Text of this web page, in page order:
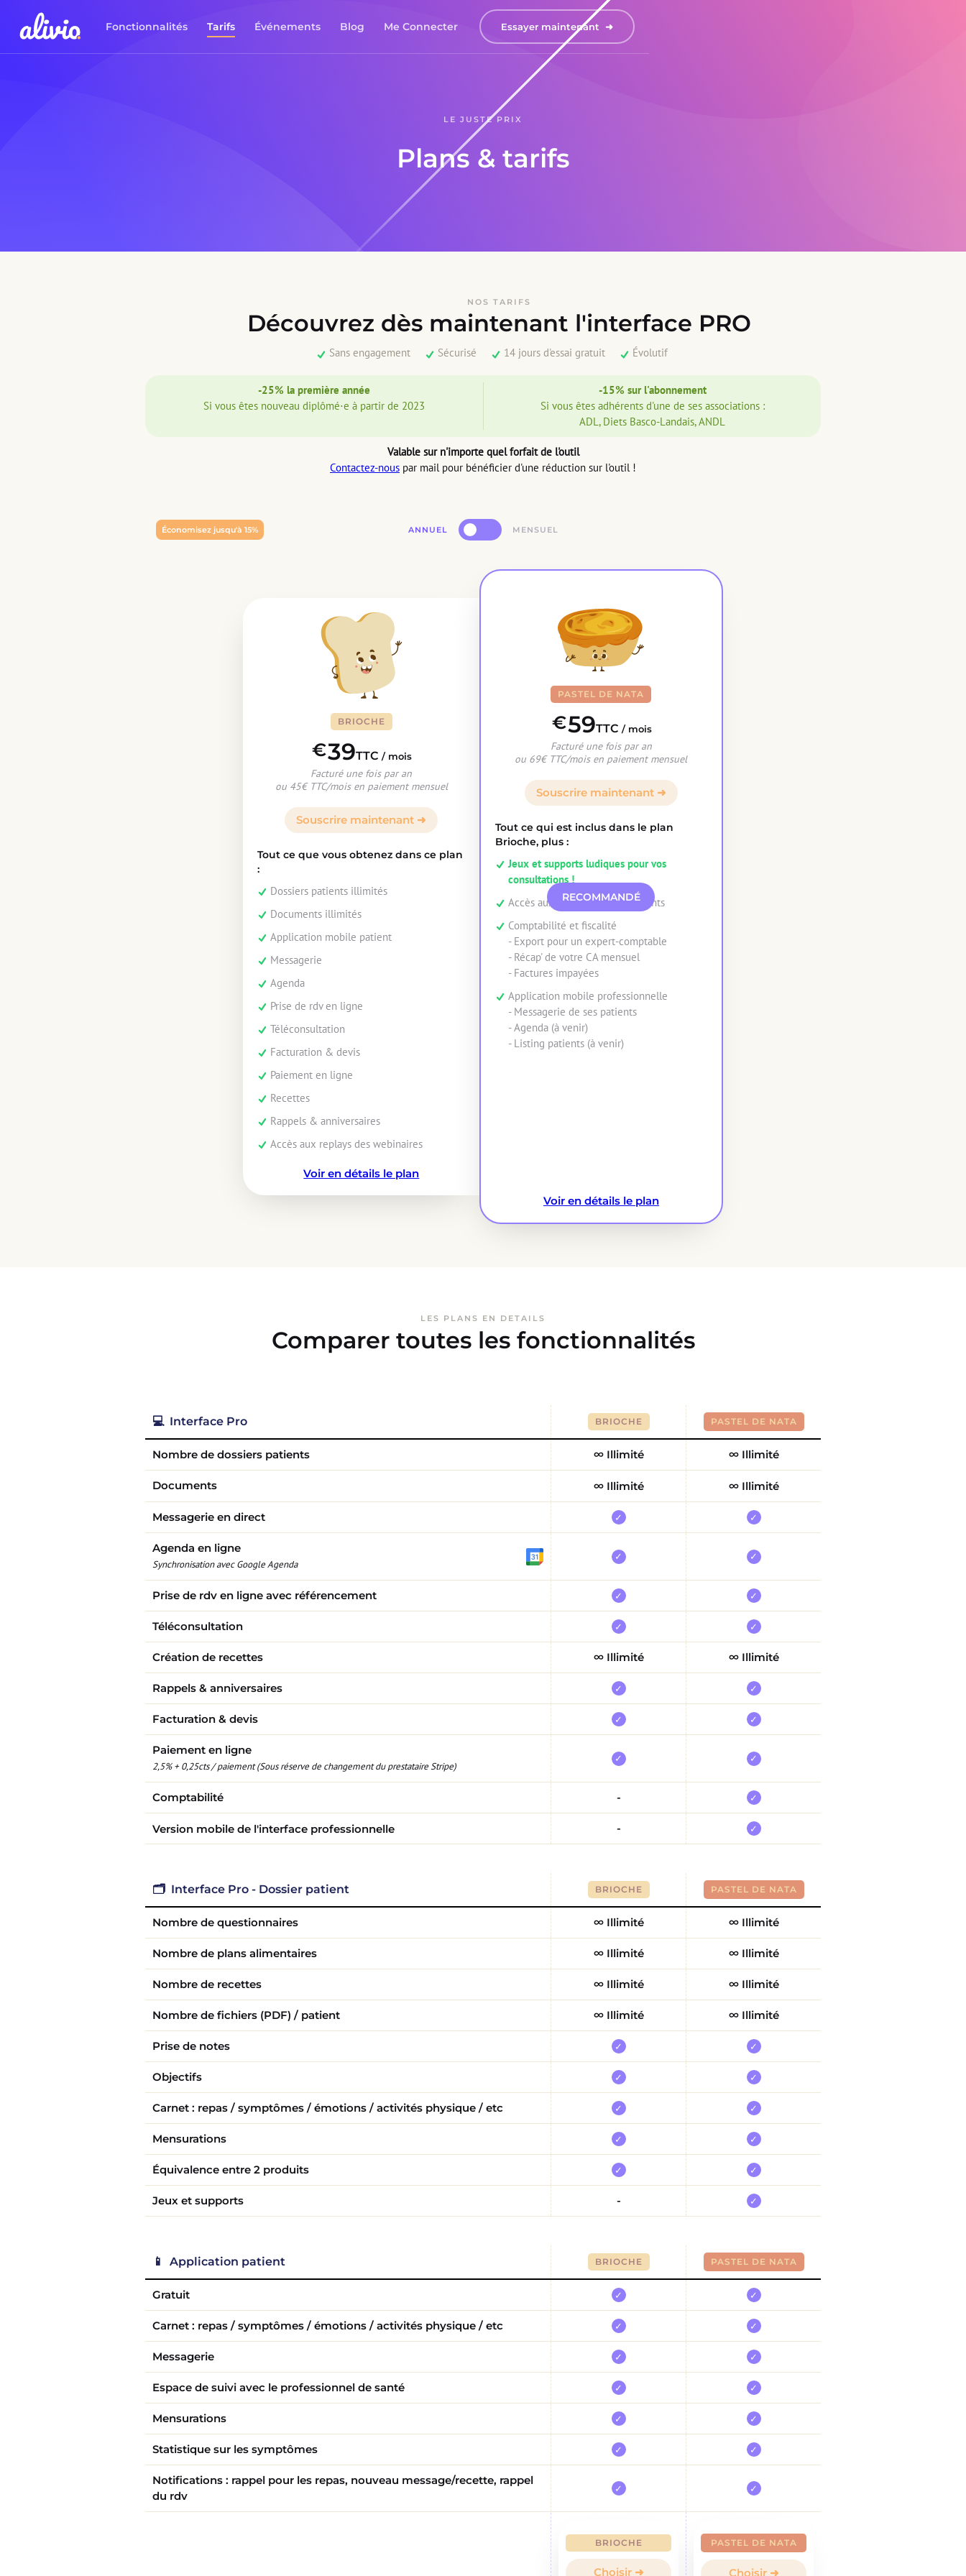
Fonctionnalités Tarifs Événements Blog Me Connecter Essayer maintenant  ➜
LE JUSTE PRIX
Plans & tarifs
NOS TARIFS
Découvrez dès maintenant l'interface PRO
Sans engagement Sécurisé 14 jours d'essai gratuit Évolutif
-25% la première année
Si vous êtes nouveau diplômé⋅e à partir de 2023
-15% sur l'abonnement
Si vous êtes adhérents d'une de ses associations :
ADL, Diets Basco-Landais, ANDL
Valable sur n'importe quel forfait de l'outil
Contactez-nous par mail pour bénéficier d'une réduction sur l'outil !
Économisez jusqu'à 15% ANNUEL MENSUEL
BRIOCHE
€39TTC / mois
Facturé une fois par an
ou 45€ TTC/mois en paiement mensuel
Souscrire maintenant ➜
Tout ce que vous obtenez dans ce plan
:
Dossiers patients illimités
Documents illimités
Application mobile patient
Messagerie
Agenda
Prise de rdv en ligne
Téléconsultation
Facturation & devis
Paiement en ligne
Recettes
Rappels & anniversaires
Accès aux replays des webinaires
Voir en détails le plan
RECOMMANDÉ
PASTEL DE NATA
€59TTC / mois
Facturé une fois par an
ou 69€ TTC/mois en paiement mensuel
Souscrire maintenant ➜
Tout ce qui est inclus dans le plan
Brioche, plus :
Jeux et supports ludiques pour vos
consultations !
Accès aux replays des cas patients
Comptabilité et fiscalité
- Export pour un expert-comptable
- Récap' de votre CA mensuel
- Factures impayées
Application mobile professionnelle
- Messagerie de ses patients
- Agenda (à venir)
- Listing patients (à venir)
Voir en détails le plan
LES PLANS EN DETAILS
Comparer toutes les fonctionnalités
💻 Interface Pro BRIOCHE PASTEL DE NATA
Nombre de dossiers patients ∞ Illimité ∞ Illimité
Documents ∞ Illimité ∞ Illimité
Messagerie en direct ✓ ✓
Agenda en ligne
Synchronisation avec Google Agenda
✓ ✓
Prise de rdv en ligne avec référencement ✓ ✓
Téléconsultation ✓ ✓
Création de recettes ∞ Illimité ∞ Illimité
Rappels & anniversaires ✓ ✓
Facturation & devis ✓ ✓
Paiement en ligne
2,5% + 0,25cts / paiement (Sous réserve de changement du prestataire Stripe)
✓ ✓
Comptabilité - ✓
Version mobile de l'interface professionnelle - ✓
🗂️ Interface Pro - Dossier patient BRIOCHE PASTEL DE NATA
Nombre de questionnaires ∞ Illimité ∞ Illimité
Nombre de plans alimentaires ∞ Illimité ∞ Illimité
Nombre de recettes ∞ Illimité ∞ Illimité
Nombre de fichiers (PDF) / patient ∞ Illimité ∞ Illimité
Prise de notes ✓ ✓
Objectifs ✓ ✓
Carnet : repas / symptômes / émotions / activités physique / etc ✓ ✓
Mensurations ✓ ✓
Équivalence entre 2 produits ✓ ✓
Jeux et supports - ✓
📱 Application patient BRIOCHE PASTEL DE NATA
Gratuit ✓ ✓
Carnet : repas / symptômes / émotions / activités physique / etc ✓ ✓
Messagerie ✓ ✓
Espace de suivi avec le professionnel de santé ✓ ✓
Mensurations ✓ ✓
Statistique sur les symptômes ✓ ✓
Notifications : rappel pour les repas, nouveau message/recette, rappel
du rdv
✓ ✓
BRIOCHE
Choisir ➜
PASTEL DE NATA
Choisir ➜